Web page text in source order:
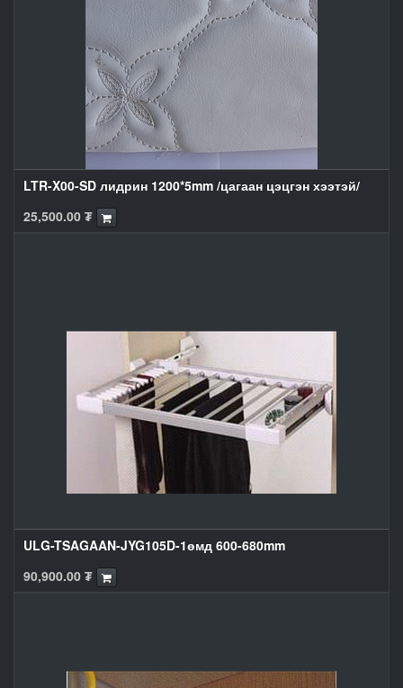
LTR-X00-SD лидрин 1200*5mm /цагаан цэцгэн хээтэй/
25,500.00 ₮
ULG-TSAGAAN-JYG105D-1өмд 600-680mm
90,900.00 ₮